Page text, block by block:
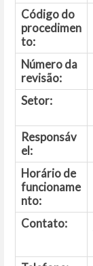
Código do
procedimen
to:
Número da
revisão:
Setor:
Responsáv
el:
Horário de
funcioname
nto:
Contato: